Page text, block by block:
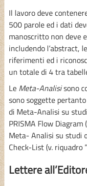
Il lavoro deve
500 parole ed i dati
manoscritto non deve
includendo l’abstract,
riferimenti ed i
un totale di 4 tra
Le Meta-Analisisono
sono soggette
di Meta-Analisi su
PRISMA Flow
Meta- Analisi su studi
Check-List (v. riquadro
Lettere